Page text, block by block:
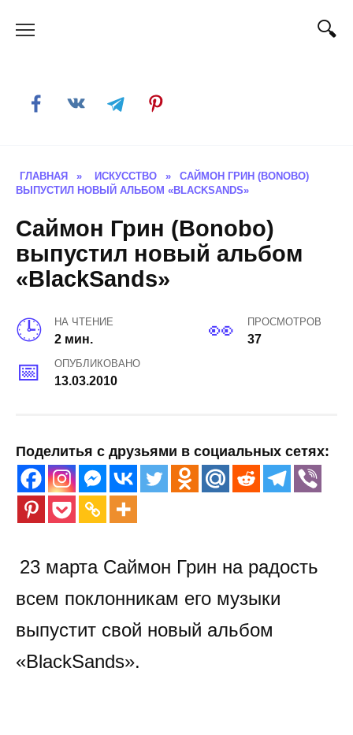
ГЛАВНАЯ » ИСКУССТВО »
САЙМОН ГРИН (BONOBO)
ВЫПУСТИЛ НОВЫЙ АЛЬБОМ «BLACKSANDS»
Саймон Грин (Bonobo)
выпустил новый альбом
«BlackSands»
НА ЧТЕНИЕ
2 мин.
ПРОСМОТРОВ
37
ОПУБЛИКОВАНО
13.03.2010
Поделитья с друзьями в социальных сетях:
23 марта Саймон Грин на радость
всем поклонникам его музыки
выпустит свой новый альбом
«BlackSands».